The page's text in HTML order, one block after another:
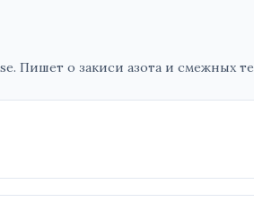
Пишет о закиси азота и смежных